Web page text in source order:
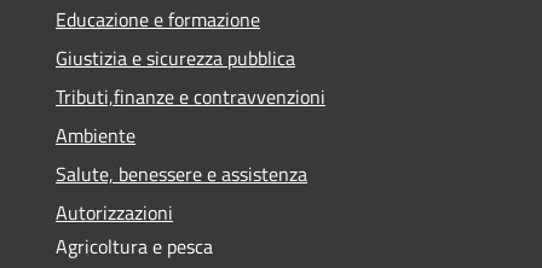
Educazione e formazione
Giustizia e sicurezza pubblica
Tributi,finanze e contravvenzioni
Ambiente
Salute, benessere e assistenza
Autorizzazioni
Agricoltura e pesca